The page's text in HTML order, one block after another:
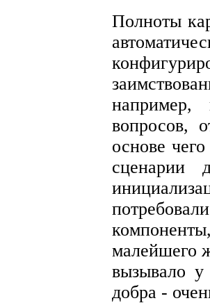
Полноты
вопросов,
основе
сценарии
малейшего
вызывало у
добра -